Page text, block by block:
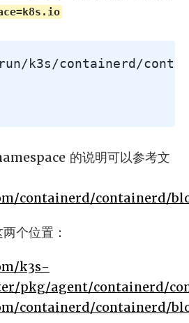
k3s/containerd/
的说明可以参考文
containerd/containerd/
个位置：
k3s-
pkg/agent/containerd/
containerd/containerd/